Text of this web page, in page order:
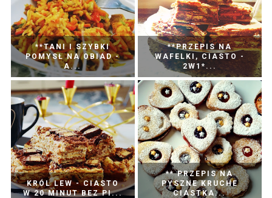
**TANI I SZYBKI
POMYSŁ NA OBIAD -
A...
**PRZEPIS NA
WAFELKI, CIASTO -
2W1*...
KRÓL LEW - CIASTO
W 20 MINUT BEZ PI...
** PRZEPIS NA
PYSZNE KRUCHE
CIASTKA...